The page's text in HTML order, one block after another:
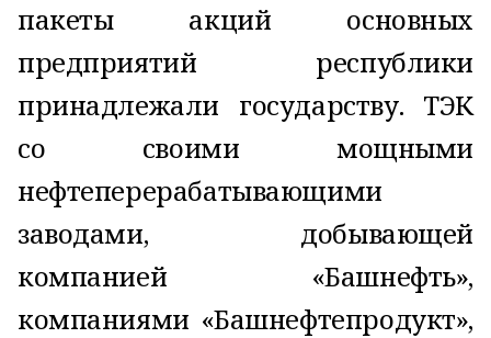
пакеты акций основных
предприятий республики
принадлежали государству. ТЭК
со своими мощными
нефтеперерабатывающими
заводами, добывающей
компанией «Башнефть»,
компаниями «Башнефтепродукт»,